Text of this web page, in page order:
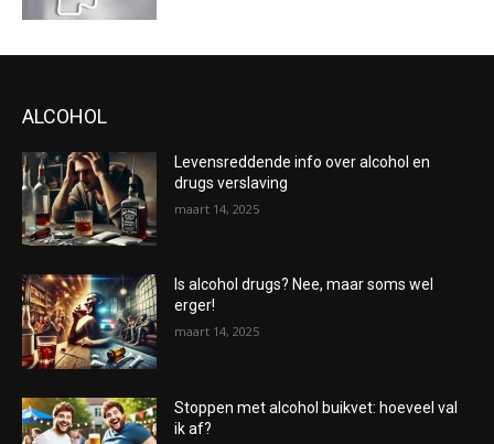
ALCOHOL
Levensreddende info over alcohol en
drugs verslaving
maart 14, 2025
Is alcohol drugs? Nee, maar soms wel
erger!
maart 14, 2025
Stoppen met alcohol buikvet: hoeveel val
ik af?